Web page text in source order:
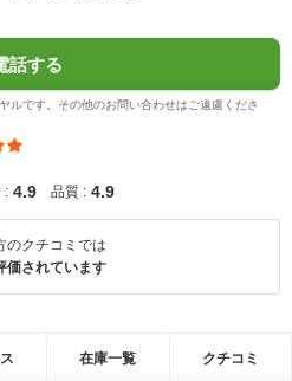
話する
ルです。その他のお問い合わせはご遠慮くださ
: 4.9 品質 : 4.9
のクチコミでは
価されています
在庫一覧 クチコミ